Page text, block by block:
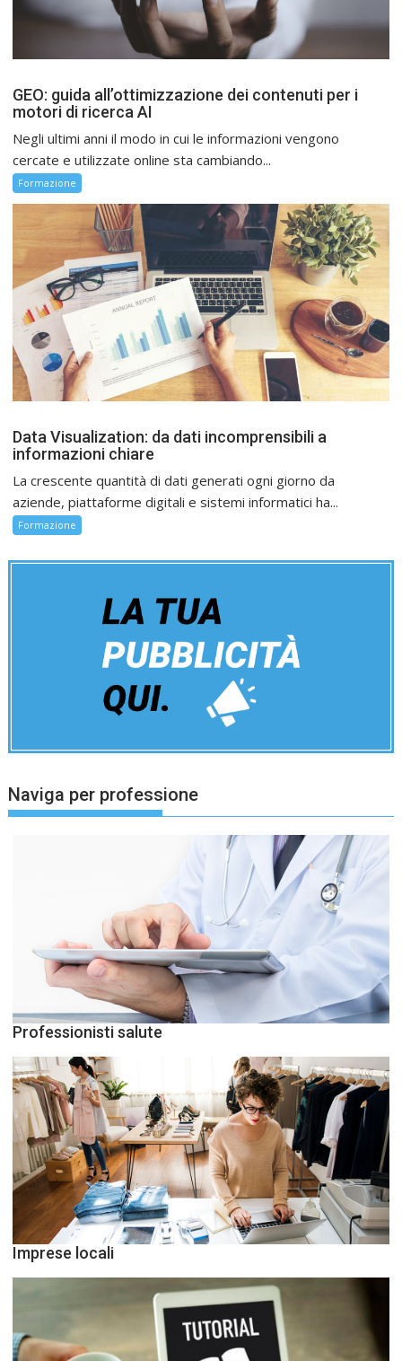
GEO: guida all’ottimizzazione dei contenuti per i
motori di ricerca AI
Negli ultimi anni il modo in cui le informazioni vengono
cercate e utilizzate online sta cambiando...
Formazione
Data Visualization: da dati incomprensibili a
informazioni chiare
La crescente quantità di dati generati ogni giorno da
aziende, piattaforme digitali e sistemi informatici ha...
Formazione
Naviga per professione
Professionisti salute
Imprese locali